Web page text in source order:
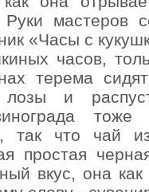
Руки мастеров
«Часы с
часов,
терема
лозы и
так что чай
простая
вкус, она